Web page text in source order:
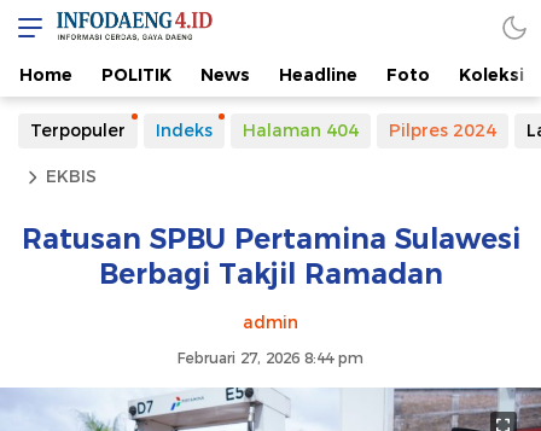
Home POLITIK News Headline Foto Koleksi
Terpopuler Indeks Halaman 404 Pilpres 2024
EKBIS
Ratusan SPBU Pertamina Sulawesi
Berbagi Takjil Ramadan
admin
Februari 27, 2026 8:44 pm